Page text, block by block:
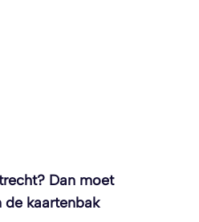
Dan moet
kaartenbak